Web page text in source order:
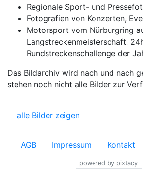
Regionale Sport- und
Fotografien von Konzerten,
Motorsport vom Nürburgring
Langstreckenmeisterschaft,
Rundstreckenschallenge der
Das Bildarchiv wird nach und nach
stehen noch nicht alle Bilder zur
alle Bilder zeigen
AGB Impressum Kontakt
powered by pixtacy